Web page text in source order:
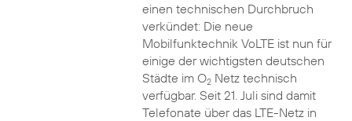
einen technischen Durchbruch
verkündet: Die neue
Mobilfunktechnik VoLTE ist nun für
einige der wichtigsten deutschen
Städte im O2Netz technisch
verfügbar. Seit 21. Juli sind damit
Telefonate über das LTE-Netz in